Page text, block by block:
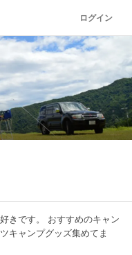
ログイン
きです。 おすすめのキャン
キャンプグッズ集めてま